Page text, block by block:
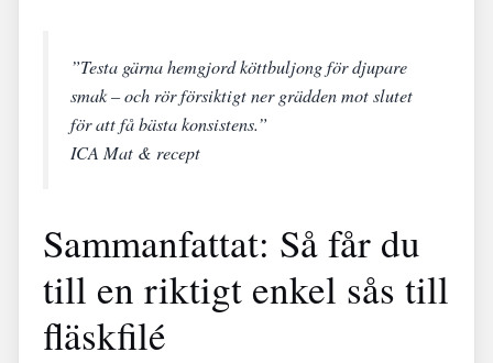
”Testa gärna hemgjord köttbuljong för djupare
smak – och rör försiktigt ner grädden mot slutet
för att få bästa konsistens.”
ICA Mat & recept
Sammanfattat: Så får du
till en riktigt enkel sås till
fläskfilé